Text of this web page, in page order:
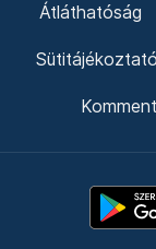
Átláthatóság
Sütitájékoztató